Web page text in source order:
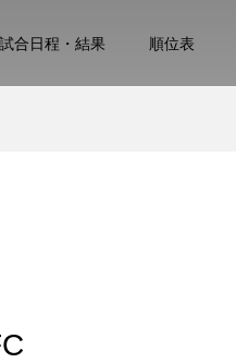
試合日程・結果 順位表